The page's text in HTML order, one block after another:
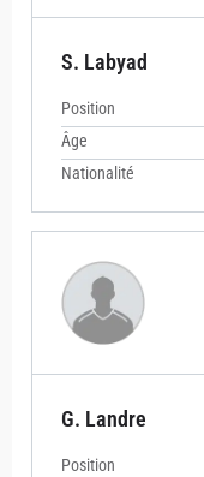
S. Labyad
Position
Âge
Nationalité
G. Landre
Position